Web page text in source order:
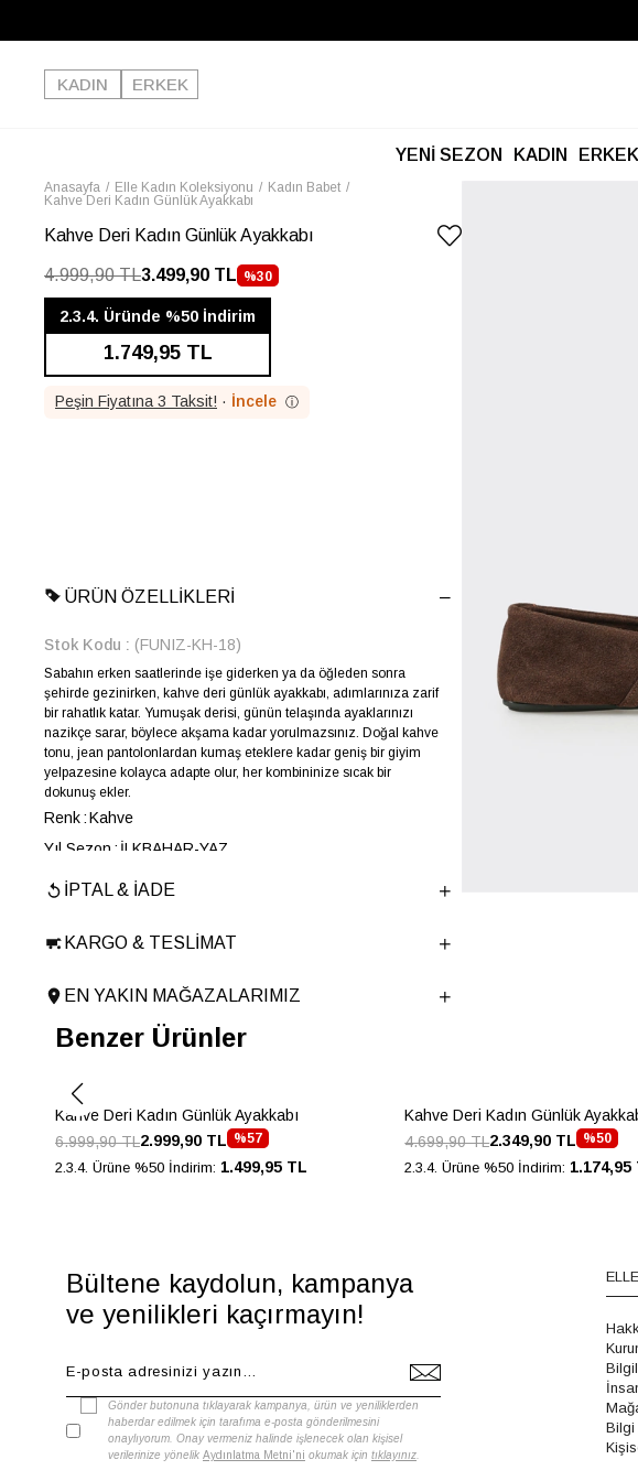
KADIN
ERKEK
YENİ SEZON KADIN ERKEK
Anasayfa Elle Kadın Koleksiyonu
Kadın Babet
Kahve Deri Kadın Günlük Ayakkabı
Kahve Deri Kadın Günlük Ayakkabı
4.999,90 TL3.499,90 TL %30
İNDIRIM
2.3.4. Üründe %50 İndirim
1.749,95 TL
Peşin Fiyatına 3 Taksit! · İncele ⓘ
ÜRÜN ÖZELLIKLERI
Stok Kodu (FUNIZ-KH-18)
Sabahın erken saatlerinde işe giderken ya da öğleden sonra
şehirde gezinirken, kahve deri günlük ayakkabı, adımlarınıza zarif
bir rahatlık katar. Yumuşak derisi, günün telaşında ayaklarınızı
nazikçe sarar, böylece akşama kadar yorulmazsınız. Doğal kahve
tonu, jean pantolonlardan kumaş eteklere kadar geniş bir giyim
yelpazesine kolayca adapte olur, her kombininize sıcak bir
dokunuş ekler.
Renk Kahve
Yıl Sezon
İLKBAHAR-YAZ
Marka ELLE
Ana Malzeme
İnek Derisi
Topuk Boyu 0.5 cm
Taban Malzemesi TPU
Taban Yüksekliği
Menşei TURKIYE
Ürün Grubu
AYAKKABI
İPTAL & İADE
KARGO & TESLIMAT
EN YAKIN MAĞAZALARIMIZ
Benzer Ürünler
Kahve Deri Kadın Günlük Ayakkabı
%57
2.999,90 TL
6.999,90 TL
2.3.4. Ürüne %50 İndirim: 1.499,95 TL
Kahve Deri Kadın Günlük
%50
2.349,90 TL
4.699,90 TL
2.3.4. Ürüne %50 İndirim: 1.174,95
Bültene kaydolun, kampanya
ve yenilikleri kaçırmayın!
Gönder butonuna tıklayarak kampanya, ürün ve yeniliklerden
haberdar edilmek için tarafıma e-posta gönderilmesini
onaylıyorum. Onay vermeniz halinde işlenecek olan kişisel
verilerinize yönelik Aydınlatma Metni'ni okumak için tıklayınız
ELLE
Bilgi